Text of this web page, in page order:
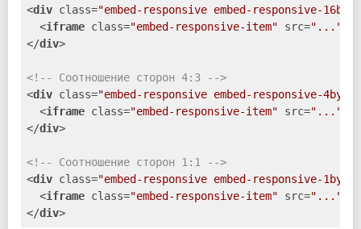
<div class="embed-responsive embed-responsive-16by9"
<iframe class="embed-responsive-item" src="..."
</div>
<!-- Соотношение сторон 4:3 -->
<div class="embed-responsive embed-responsive-4by3"
<iframe class="embed-responsive-item" src="..."
</div>
<!-- Соотношение сторон 1:1 -->
<div class="embed-responsive embed-responsive-1by1"
<iframe class="embed-responsive-item" src="..."
</div>